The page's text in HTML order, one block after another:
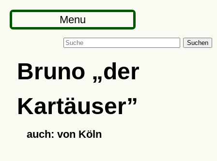
Menu
Suchen
Bruno
der
Kartäuser
auch: von Köln